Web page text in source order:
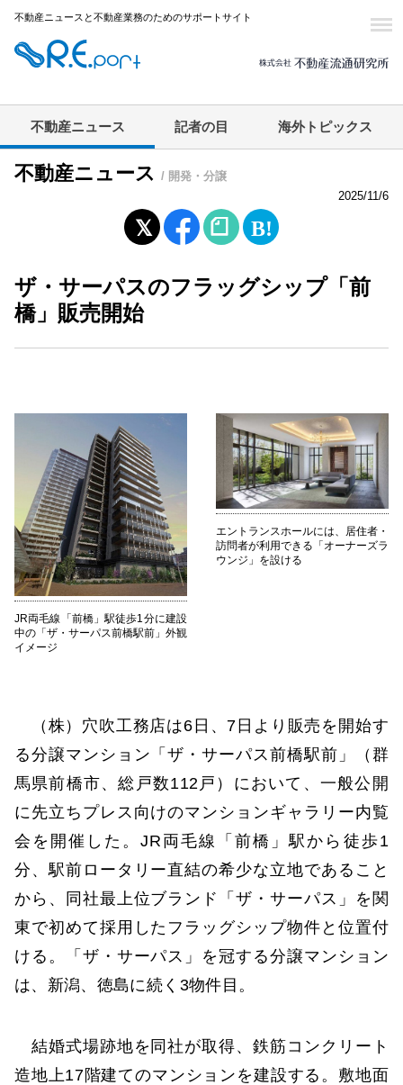
不動産ニュースと不動産業務のためのサポートサイト
不動産ニュース 記者の目 海外トピックス
不動産ニュース / 開発・分譲
2025/11/6
ザ・サーパスのフラッグシップ「前
橋」販売開始
JR両毛線「前橋」駅徒歩1分に建設
中の「ザ・サーパス前橋駅前」外観
イメージ
エントランスホールには、居住者・
訪問者が利用できる「オーナーズラ
ウンジ」を設ける
（株）穴吹工務店は6日、7日より販売を開始す
る分譲マンション「ザ・サーパス前橋駅前」（群
馬県前橋市、総戸数112戸）において、一般公開
に先立ちプレス向けのマンションギャラリー内覧
会を開催した。JR両毛線「前橋」駅から徒歩1
分、駅前ロータリー直結の希少な立地であること
から、同社最上位ブランド「ザ・サーパス」を関
東で初めて採用したフラッグシップ物件と位置付
ける。「ザ・サーパス」を冠する分譲マンション
は、新潟、徳島に続く3物件目。
結婚式場跡地を同社が取得、鉄筋コンクリート
造地上17階建てのマンションを建設する。敷地面